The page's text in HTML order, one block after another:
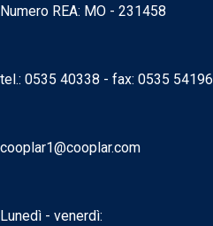
Numero REA: MO - 231458
tel.: 0535 40338 - fax: 0535 54196
cooplar1@cooplar.com
Lunedì - venerdì: